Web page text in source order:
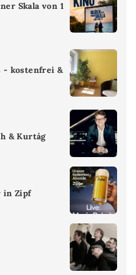
Skala von 1
- kostenfrei &
& Kurtág
in Zipf